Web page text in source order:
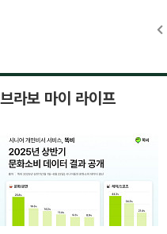
브라보 마이 라이프